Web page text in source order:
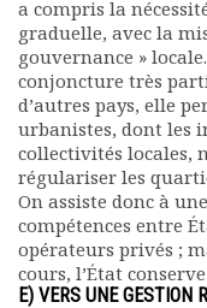
a compris la
graduelle, avec la
gouvernance »
conjoncture très
d’autres pays, elle
urbanistes, dont les
collectivités locales,
régulariser les
On assiste donc à
compétences entre
opérateurs privés ;
cours, l’État
E) VERS UNE GESTION